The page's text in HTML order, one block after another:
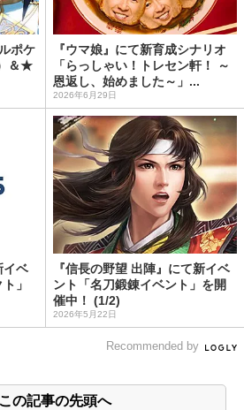
ポケ
＆★
『ウマ娘』にて新育成シナリオ
「らっしゃい！トレセン軒！ ～
恩返し、始めました～」...
2026年6月29日
イベ
」
『信長の野望 出陣』にて新イベ
ント「名刀鍛錬イベント」を開
催中！ (1/2)
2026年5月22日
Recommended by
この記事の先頭へ